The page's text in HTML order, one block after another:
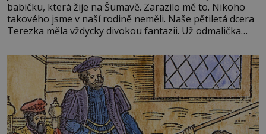
babičku, která žije na Šumavě. Zarazilo mě to. Nikoho
takového jsme v naší rodině neměli. Naše pětiletá dcera
Terezka měla vždycky divokou fantazii. Už odmalička
zdálo o jednorožcích, krásných princeznách, statečných
rytířích a létajících dracích.